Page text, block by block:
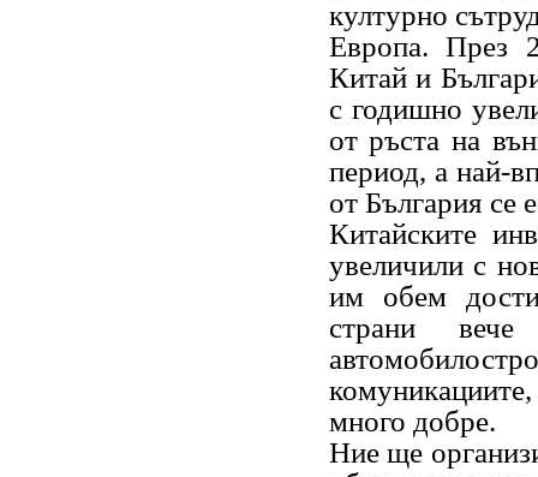
културно
Европа. През
Китай и
с годишно
от ръста на
период, а най-
от България се
Китайските
увеличили с
им обем
страни вече
много добре.
Ние ще